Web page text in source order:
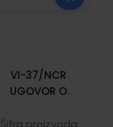
VI-37/NCR
UGOVOR O
MOTORNOG
Šifra proizvoda